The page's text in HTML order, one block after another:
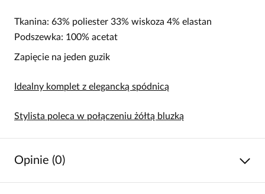
Tkanina: 63% poliester 33% wiskoza 4% elastan
Podszewka: 100% acetat
Zapięcie na jeden guzik
Idealny komplet z elegancką spódnicą
Stylista poleca w połączeniu żółtą bluzką
Opinie (0)